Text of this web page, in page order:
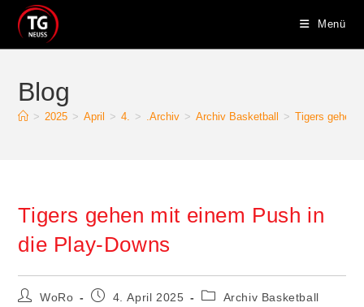
Inhalt
springen
Menü
Blog
> 2025 > April > 4. > .Archiv > Archiv Basketball > Tigers gehen
Tigers gehen mit einem Push in
die Play-Downs
Beitrags-
WoRo
Beitrag4. April 2025
Beitrags-
Archiv Basketball